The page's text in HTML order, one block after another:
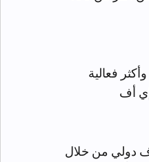
فعالية
أف
دولي من خلال